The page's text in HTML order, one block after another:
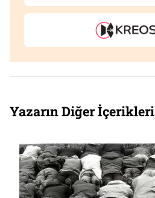
Yazarın Diğer İçerikleri